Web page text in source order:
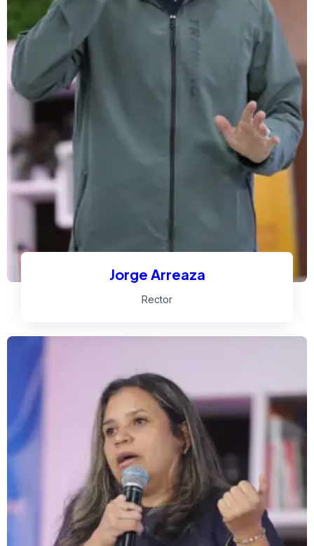
Jorge Arreaza
Rector